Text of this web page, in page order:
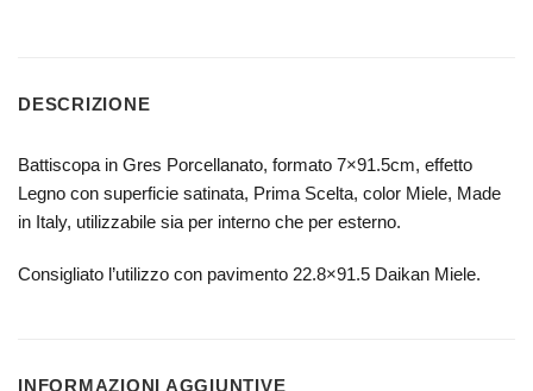
DESCRIZIONE
Battiscopa in Gres Porcellanato, formato 7×91.5cm, effetto
Legno con superficie satinata, Prima Scelta, color Miele, Made
in Italy, utilizzabile sia per interno che per esterno.
Consigliato l’utilizzo con pavimento 22.8×91.5 Daikan Miele.
INFORMAZIONI AGGIUNTIVE